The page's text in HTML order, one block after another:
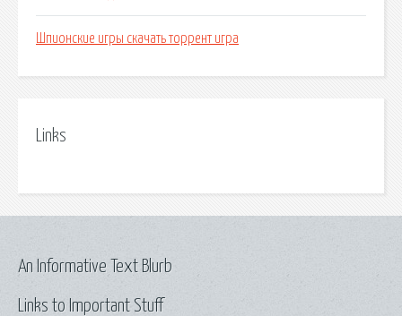
Шпионские игры скачать торрент игра
Links
Links to Important Stuff
An Informative Text Blurb